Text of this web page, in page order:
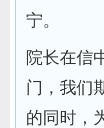
宁。
院长在信
门，我们
的同时，